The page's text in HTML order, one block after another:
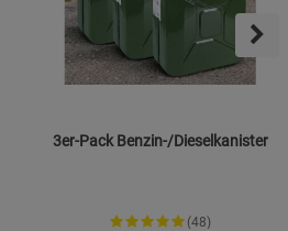
3er-Pack Benzin-/Dieselkanister
(48)